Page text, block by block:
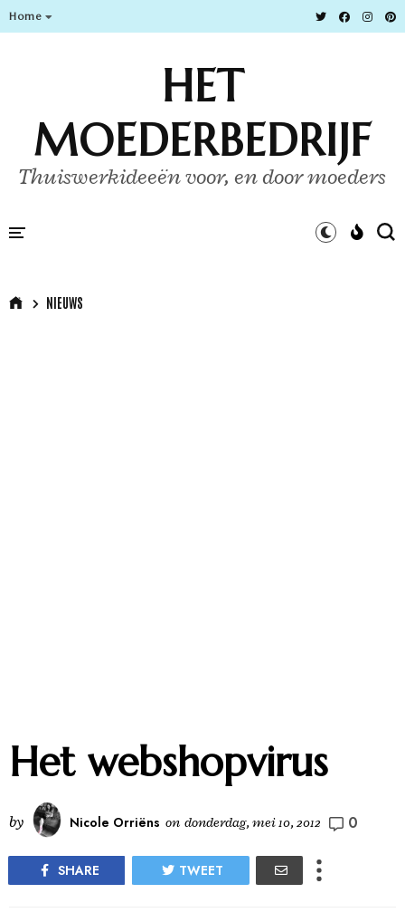
Home
HET
MOEDERBEDRIJF
Thuiswerkideeën voor, en door moeders
NIEUWS
Het webshopvirus
by Nicole Orriëns on donderdag, mei 10, 2012 0
SHARE TWEET